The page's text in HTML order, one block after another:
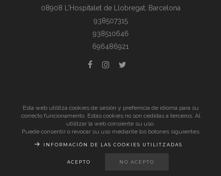
08908 L'Hospitalet de Llobregat, Barcelona
938507315
938510646
696486921
reservados
Esta web utilitza cookies de sesión y preferncia de idioma para su
correcto funcionamento. Estas cookies no son cedidas a terceros. Al
utilitzar la web consiente su uso.
Puede consentir o revocar su uso mediante los botones siguientes
INFORMACIÓN DE LAS COOKIES UTILITZADAS
ACEPTO NO ACEPTO